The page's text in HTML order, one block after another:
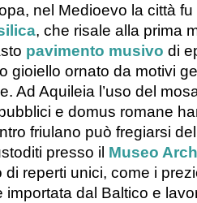
nel Medioevo la città
, che risale alla prima
pavimento musivo di
gioiello ornato da motivi
Ad Aquileia l’uso del
e domus romane
friulano può fregiarsi
presso il Museo
di reperti unici, come i
importata dal Baltico e